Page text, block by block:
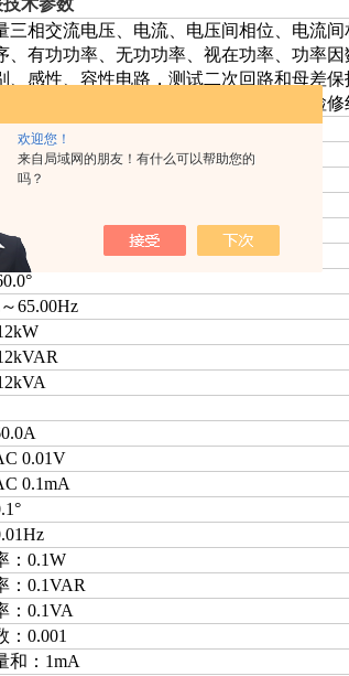
欢迎您！
来自局域网的朋友！有什么可以帮助您的
吗？
术参数
三相交流电压、电流、电压间相位、电流
、有功功率、无功功率、视在功率、功率
、感性、容性电路，测试二次回路和母差
位关系，检查电度表的接线正确与否，检
充电电池
60×40mm
192*92.5*36mm
～600V
～20.0A
65.00Hz
0.01V
0.1mA
：0.1W
：0.1VAR
：0.1VA
：0.001
和：1mA